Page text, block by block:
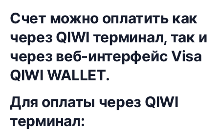
Счет можно оплатить как
через QIWI терминал, так и
через веб-интерфейс Visa
QIWI WALLET.
Для оплаты через QIWI
терминал: